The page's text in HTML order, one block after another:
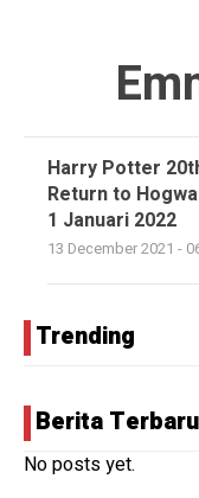
Harry Potter
Return to
1 Januari 2022
13 December 2021 -
Trending
Berita Terbaru
No posts yet.